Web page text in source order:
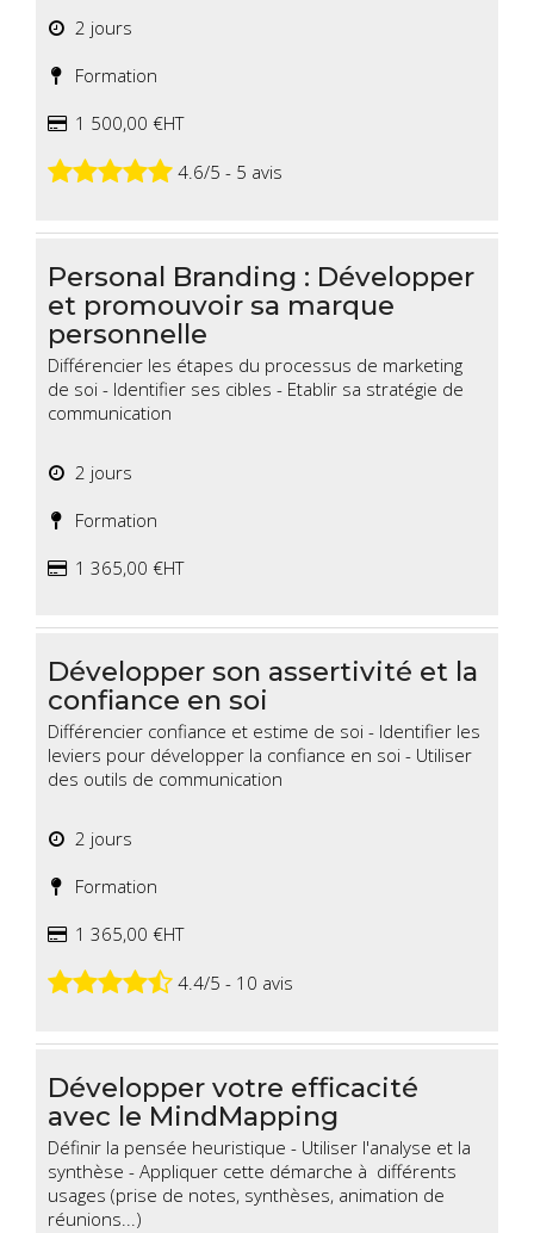
2 jours
Formation
1 500,00 €HT
4.6/5 - 5 avis
Personal Branding : Développer
et promouvoir sa marque
personnelle
Différencier les étapes du processus de marketing
de soi - Identifier ses cibles - Etablir sa stratégie de
communication
2 jours
Formation
1 365,00 €HT
Développer son assertivité et la
confiance en soi
Différencier confiance et estime de soi - Identifier les
leviers pour développer la confiance en soi - Utiliser
des outils de communication
2 jours
Formation
1 365,00 €HT
4.4/5 - 10 avis
Développer votre efficacité
avec le MindMapping
Définir la pensée heuristique - Utiliser l'analyse et la
synthèse - Appliquer cette démarche à différents
usages (prise de notes, synthèses, animation de
réunions...)